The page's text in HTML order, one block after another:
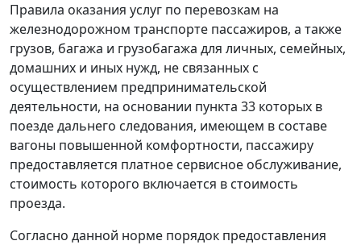
Правила оказания услуг по перевозкам на
железнодорожном транспорте пассажиров, а также
грузов, багажа и грузобагажа для личных, семейных,
домашних и иных нужд, не связанных с
осуществлением предпринимательской
деятельности, на основании пункта 33 которых в
поезде дальнего следования, имеющем в составе
вагоны повышенной комфортности, пассажиру
предоставляется платное сервисное обслуживание,
стоимость которого включается в стоимость
проезда.
Согласно данной норме порядок предоставления